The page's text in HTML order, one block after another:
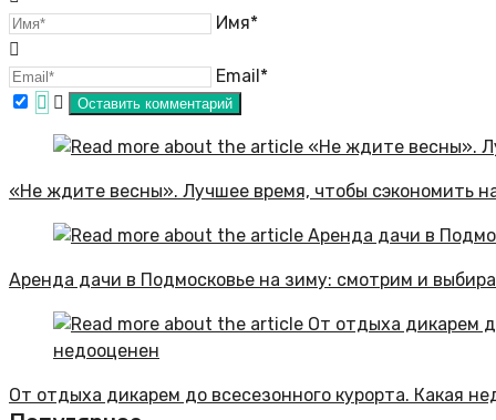
Имя*
Email*
«Не ждите весны». Лучшее время, чтобы сэкономить
Аренда дачи в Подмосковье на зиму: смотрим и
От отдыха дикарем до всесезонного курорта. Какая